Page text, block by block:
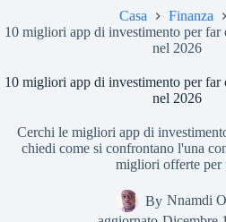
Casa
Finanza
10 migliori app di investimento per far
nel 2026
10 migliori app di investimento per far
nel 2026
Cerchi le migliori app di
chiedi come si confrontano l'una
migliori offerte per
By Nnamdi